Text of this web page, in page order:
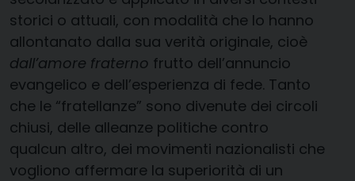
storici o attuali, con modalità che lo hanno
allontanato dalla sua verità originale, cioè
dall’amore fraterno frutto dell’annuncio
evangelico e dell’esperienza di fede. Tanto
che le “fratellanze” sono divenute dei circoli
chiusi, delle alleanze politiche contro
qualcun altro, dei movimenti nazionalisti che
vogliono affermare la superiorità di un